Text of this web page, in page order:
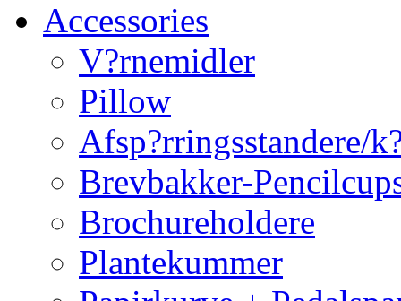
Accessories
V?rnemidler
Pillow
Afsp?rringsstandere/
Brevbakker-
Brochureholdere
Plantekummer